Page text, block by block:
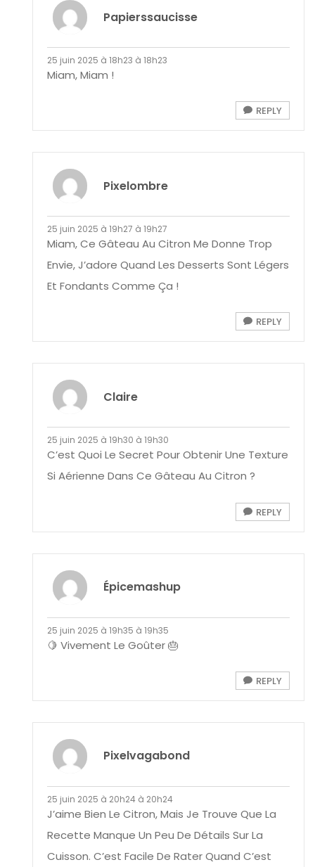
Papierssaucisse
25 juin 2025 à 18h23 à 18h23
Miam, Miam !
REPLY
Pixelombre
25 juin 2025 à 19h27 à 19h27
Miam, Ce Gâteau Au Citron Me Donne Trop
Envie, J’adore Quand Les Desserts Sont Légers
Et Fondants Comme Ça !
REPLY
Claire
25 juin 2025 à 19h30 à 19h30
C’est Quoi Le Secret Pour Obtenir Une Texture
Si Aérienne Dans Ce Gâteau Au Citron ?
REPLY
Épicemashup
25 juin 2025 à 19h35 à 19h35
🍋 Vivement Le Goûter 🎂
REPLY
Pixelvagabond
25 juin 2025 à 20h24 à 20h24
J’aime Bien Le Citron, Mais Je Trouve Que La
Recette Manque Un Peu De Détails Sur La
Cuisson. C’est Facile De Rater Quand C’est